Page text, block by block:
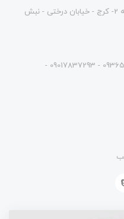
هفتم و هشتم - نمایندگی پارس خزر شعبه 2- کرج - خیابان درختی - نبش
09919834676 - 02634414239 - 09365927393 - 09017837293 -